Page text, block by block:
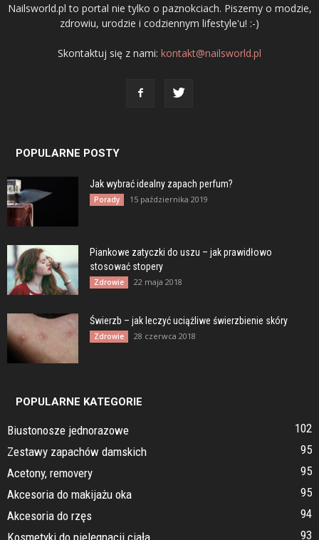
Nailsworld.pl to portal nie tylko o paznokciach. Piszemy o modzie,
zdrowiu, urodzie i codziennym lifestyle'u! :-)
Skontaktuj się z nami: kontakt@nailsworld.pl
POPULARNE POSTY
Jak wybrać idealny zapach perfum?
Porady 15 października 2019
Piankowe zatyczki do uszu – jak prawidłowo
stosować stopery
Zdrowie 22 maja 2018
Świerzb – jak leczyć uciążliwe świerzbienie skóry
Zdrowie 28 czerwca 2018
POPULARNE KATEGORIE
Biustonosze jednorazowe
102
Zestawy zapachów damskich
95
Acetony, removery
95
Akcesoria do makijażu oka
95
Akcesoria do rzęs
94
Kosmetyki do pielęgnacji ciała
93